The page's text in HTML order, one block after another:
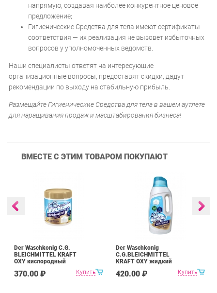
напрямую, создавая наиболее конкурентное ценовое
предложение;
Гигиенические Средства для тела имеют сертификаты
соответствия — их реализация не вызовет избыточных
вопросов у уполномоченных ведомств.
Наши специалисты ответят на интересующие
организационные вопросы, предоставят скидки, дадут
рекомендации по выходу на стабильную прибыль.
Размещайте Гигиенические Средства для тела в вашем аутлете
для наращивания продаж и масштабирования бизнеса!
ВМЕСТЕ С ЭТИМ ТОВАРОМ ПОКУПАЮТ
Купить
Der Waschkonig C.G.
BLEICHMITTEL KRAFT
OXY кислородный
370.00 ₽ Купить
Der Waschkonig
C.G.BLEICHMITTEL
KRAFT OXY жидкий
отбеливатель 1500 мл
420.00 ₽